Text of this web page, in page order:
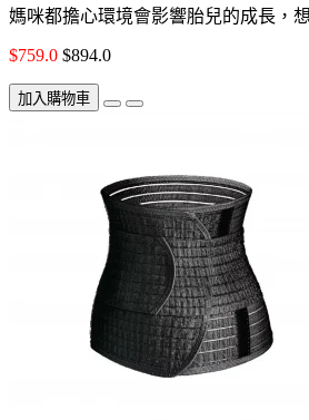
媽咪都擔心環境會影響胎兒的成長，
$759.0 $894.0
加入購物車